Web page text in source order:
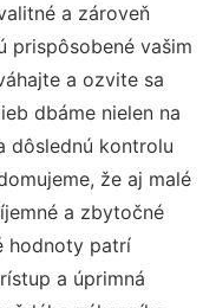
a zároveň
prispôsobené vašim
a ozvite sa
dbáme nielen na
dôslednú kontrolu
že aj malé
a zbytočné
hodnoty patrí
a úprimná